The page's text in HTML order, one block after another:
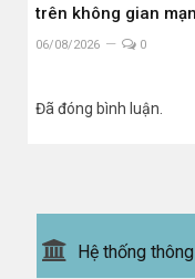
trên không gian
06/08/2026 0
Đã đóng bình luận.
Hệ thống